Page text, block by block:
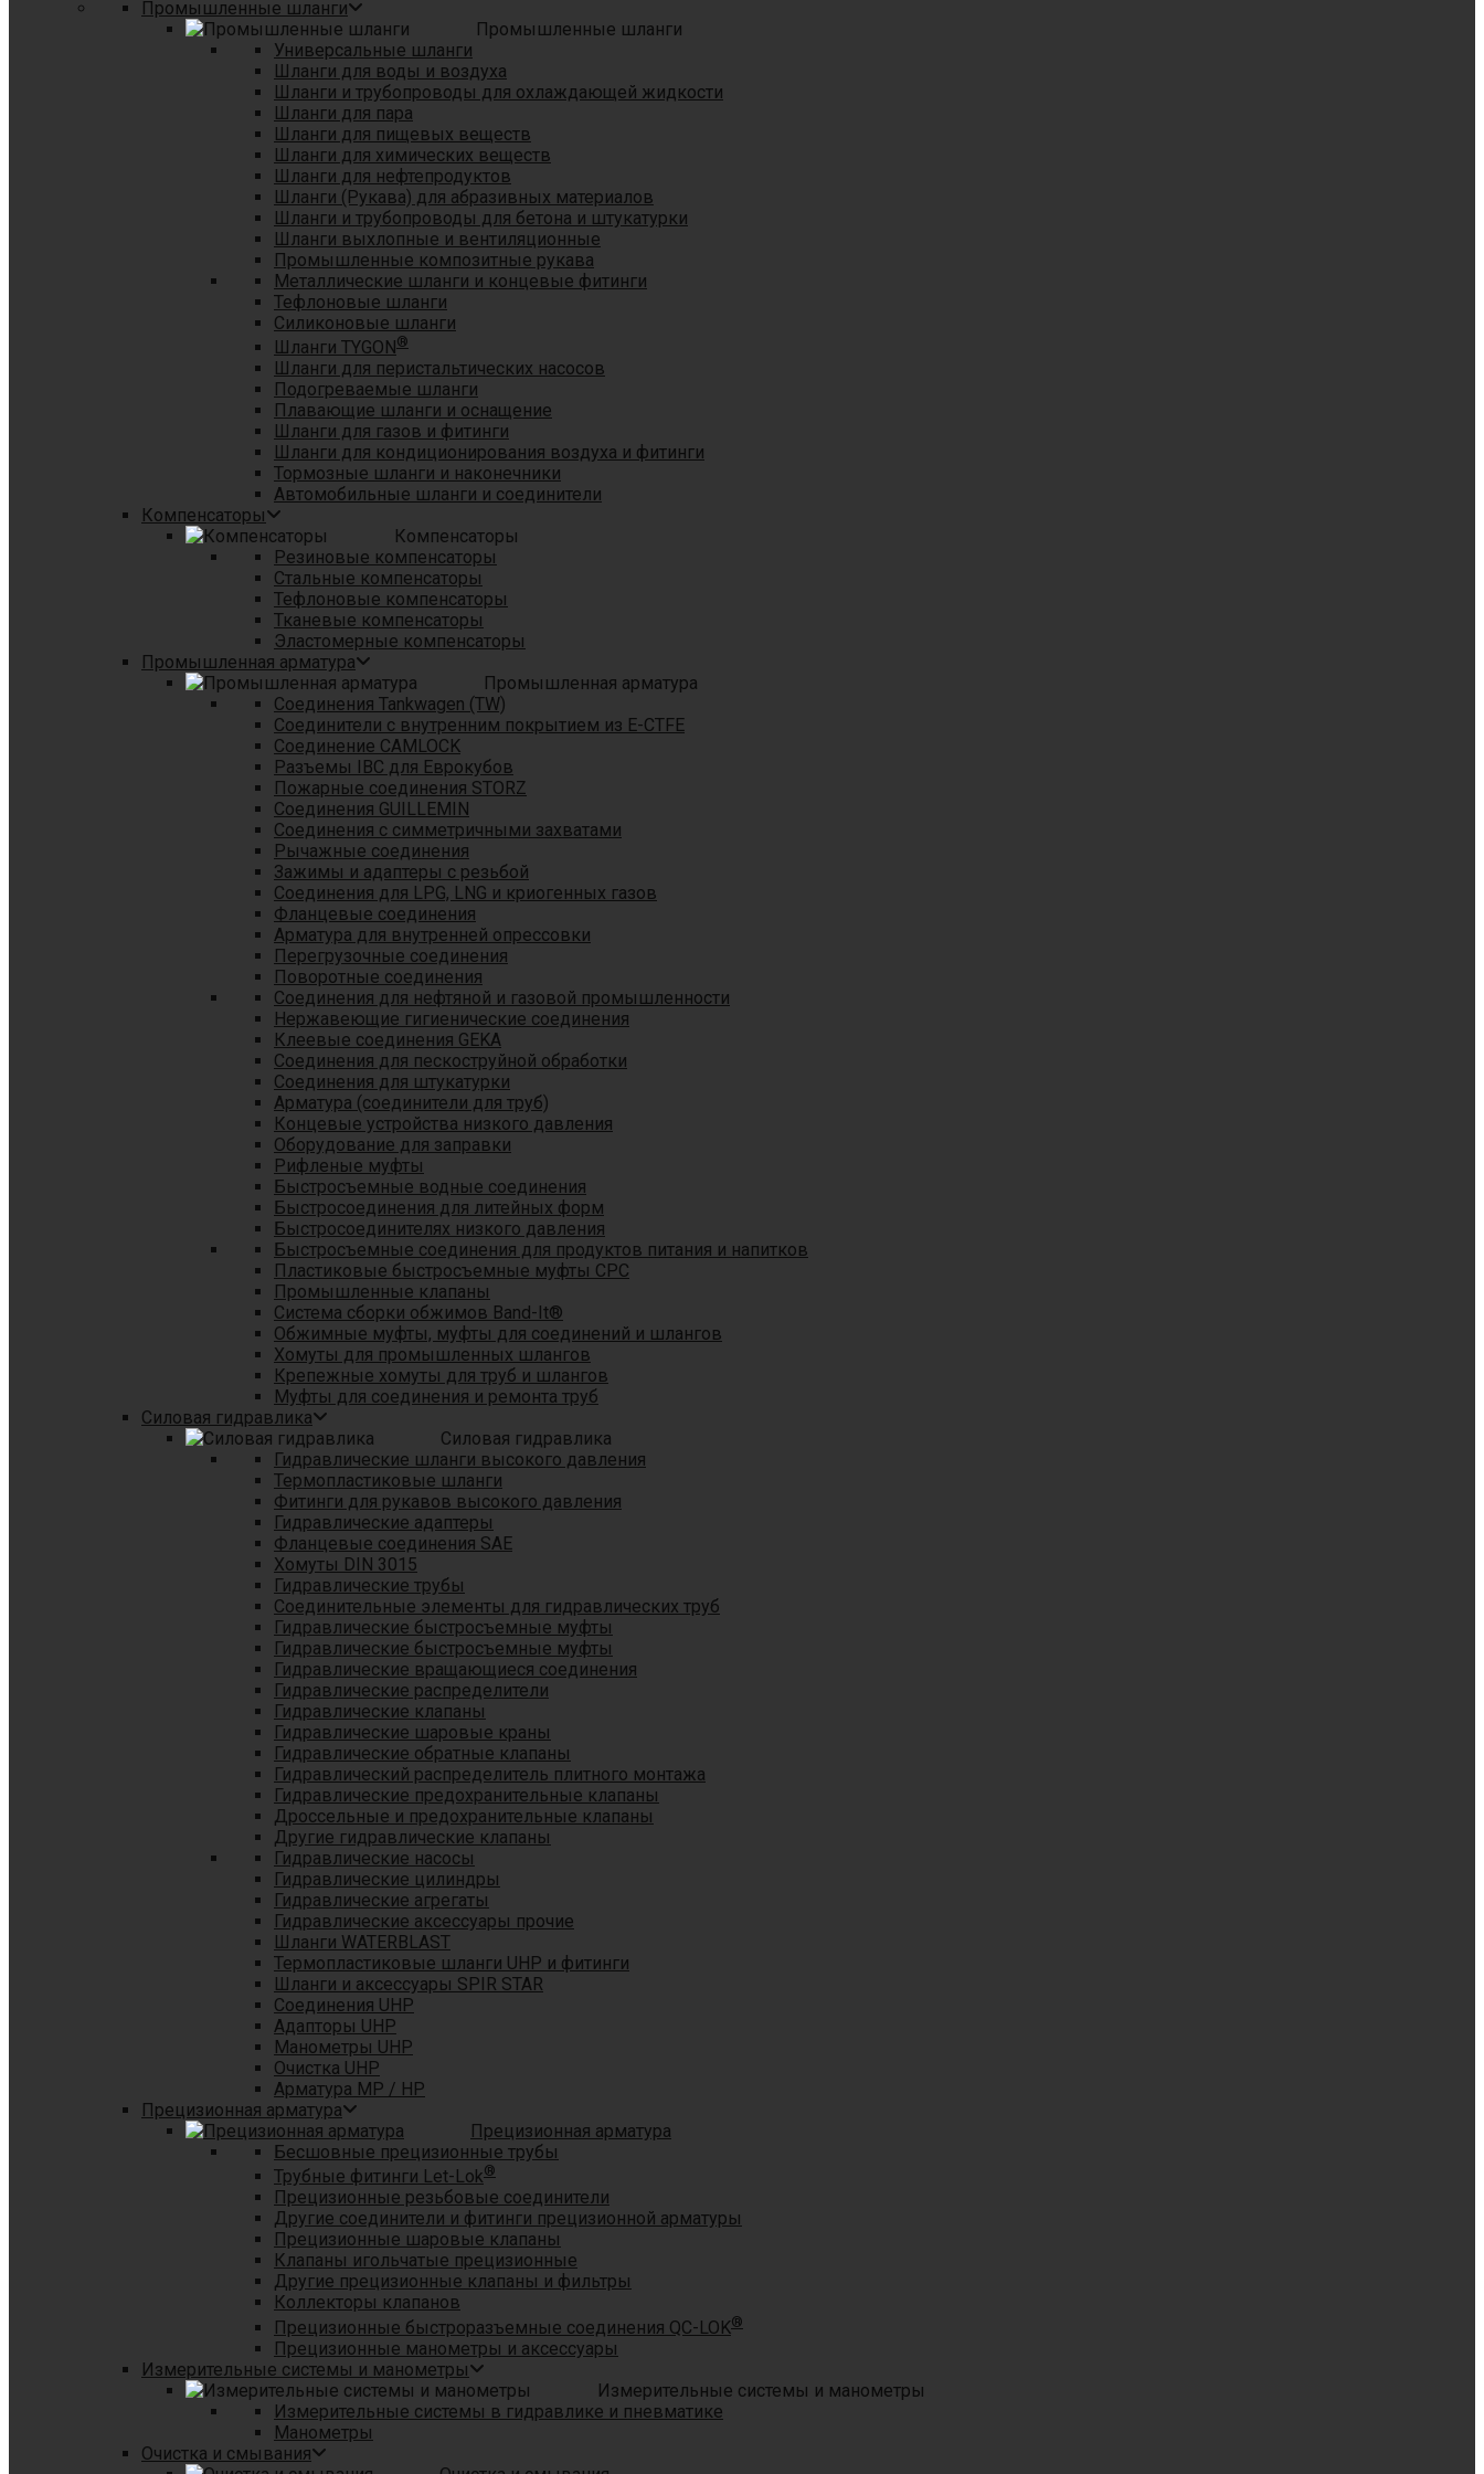
Промышленные шланги
Промышленные шланги
Универсальные шланги
Шланги для воды и воздуха
Шланги и трубопроводы для охлаждающей жидкости
Шланги для пара
Шланги для пищевых веществ
Шланги для химических веществ
Шланги для нефтепродуктов
Шланги (Рукава) для абразивных материалов
Шланги и трубопроводы для бетона и штукатурки
Шланги выхлопные и вентиляционные
Промышленные композитные рукава
Металлические шланги и концевые фитинги
Тефлоновые шланги
Силиконовые шланги
Шланги TYGON®
Шланги для перистальтических насосов
Подогреваемые шланги
Плавающие шланги и оснащение
Шланги для газов и фитинги
Шланги для кондиционирования воздуха и фитинги
Тормозные шланги и наконечники
Автомобильные шланги и соединители
Компенсаторы
Компенсаторы
Резиновые компенсаторы
Стальные компенсаторы
Тефлоновые компенсаторы
Тканевые компенсаторы
Эластомерные компенсаторы
Промышленная арматура
Промышленная арматура
Соединения Tankwagen (TW)
Соединители с внутренним покрытием из E-CTFE
Соединение CAMLOCK
Разъемы IBC для Еврокубов
Пожарные соединения STORZ
Соединения GUILLEMIN
Соединения с симметричными захватами
Рычажные соединения
Зажимы и адаптеры с резьбой
Соединения для LPG, LNG и криогенных газов
Фланцевые соединения
Арматура для внутренней опрессовки
Перегрузочные соединения
Поворотные соединения
Соединения для нефтяной и газовой промышленности
Нержавеющие гигиенические соединения
Клеевые соединения GEKA
Соединения для пескоструйной обработки
Cоединения для штукатурки
Арматура (соединители для труб)
Концевые устройства низкого давления
Оборудование для заправки
Рифленые муфты
Быстросъемные водные соединения
Быстросоединения для литейных форм
Быстросоединителях низкого давления
Быстросъемные соединения для продуктов питания и напитков
Пластиковые быстросъемные муфты CPC
Промышленные клапаны
Система сборки обжимов Band-It®
Обжимные муфты, муфты для соединений и шлангов
Хомуты для промышленных шлангов
Крепежные хомуты для труб и шлангов
Муфты для соединения и ремонта труб
Силовая гидравлика
Силовая гидравлика
Гидравлические шланги высокого давления
Термопластиковые шланги
Фитинги для рукавов высокого давления
Гидравлические адаптеры
Фланцевые соединения SAE
Хомуты DIN 3015
Гидравлические трубы
Соединительные элементы для гидравлических труб
Гидравлические быстросъемные муфты
Гидравлические быстросъемные муфты
Гидравлические вращающиеся соединения
Гидравлические распределители
Гидравлические клапаны
Гидравлические шаровые краны
Гидравлические обратные клапаны
Гидравлический распределитель плитного монтажа
Гидравлические предохранительные клапаны
Дроссельные и предохранительные клапаны
Другие гидравлические клапаны
Гидравлические насосы
Гидравлические цилиндры
Гидравлические агрегаты
Гидравлические аксессуары прочие
Шланги WATERBLAST
Термопластиковые шланги UHP и фитинги
Шланги и аксессуары SPIR STAR
Соединения UHP
Адапторы UHP
Манометры UHP
Очистка UHP
Арматура MP / HP
Прецизионная арматура
Прецизионная арматура
Бесшовные прецизионные трубы
Трубные фитинги Let-Lok®
Прецизионные резьбовые соединители
Другие соединители и фитинги прецизионной арматуры
Прецизионные шаровые клапаны
Клапаны игольчатые прецизионные
Другие прецизионные клапаны и фильтры
Коллекторы клапанов
Прецизионные быстроразъемные соединения QC-LOK®
Прецизионные манометры и аксессуары
Измерительные системы и манометры
Измерительные системы и манометры
Измерительные системы в гидравлике и пневматике
Манометры
Очистка и смывания